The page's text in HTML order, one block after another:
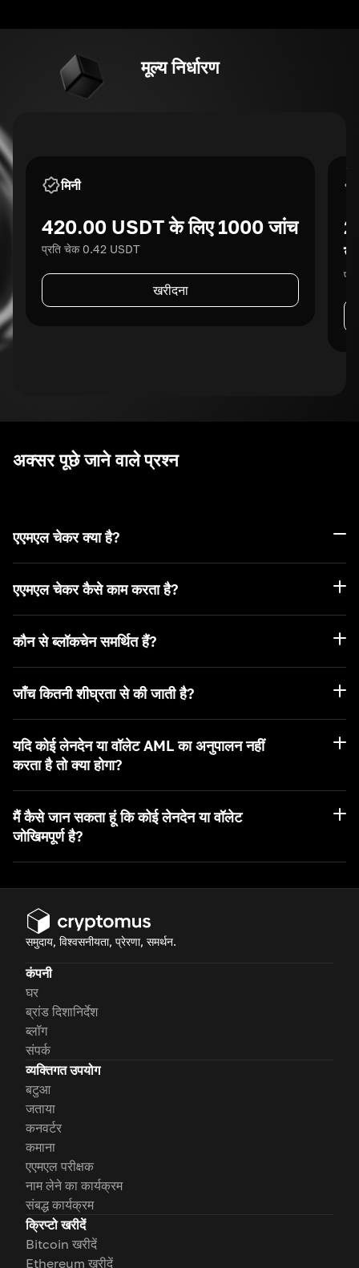
मूल्य निर्धारण
मिनी
420.00 USDT के लिए 1000 जांच
प्रति चेक 0.42 USDT
खरीदना
अक्सर पूछे जाने वाले प्रश्न
एएमएल चेकर क्या है?
एएमएल चेकर कैसे काम करता है?
कौन से ब्लॉकचेन समर्थित हैं?
BTC
TRON
BSC
ARB
AVAX
MATIC
जाँच कितनी शीघ्रता से की जाती है?
यदि कोई लेनदेन या वॉलेट AML का अनुपालन नहीं
करता है तो क्या होगा?
मैं कैसे जान सकता हूं कि कोई लेनदेन या वॉलेट
जोखिमपूर्ण है?
समुदाय, विश्वसनीयता, प्रेरणा, समर्थन.
कंपनी
घर
ब्रांड दिशानिर्देश
ब्लॉग
संपर्क
व्यक्तिगत उपयोग
बटुआ
जताया
कनवर्टर
कमाना
एएमएल परीक्षक
नाम लेने का कार्यक्रम
संबद्ध कार्यक्रम
क्रिप्टो खरीदें
Bitcoin खरीदें
Ethereum खरीदें